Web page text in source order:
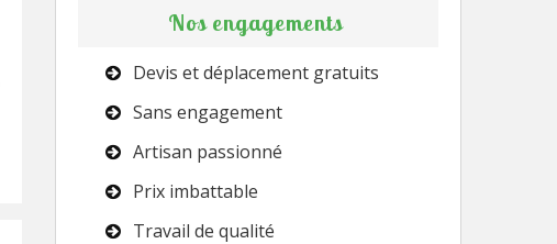
Nos engagements
Devis et déplacement gratuits
Sans engagement
Artisan passionné
Prix imbattable
Travail de qualité